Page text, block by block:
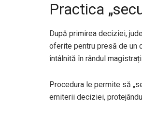
Practica
După primirea deciziei,
oferite pentru presă de un
întâlnită în rândul
Procedura le permite să
emiterii deciziei,